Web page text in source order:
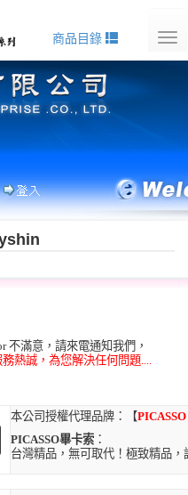
商品目錄
不滿意，請來電通知我們，
熱誠，為您解決任何問題....
本公司授權代理品牌：【
PICASSO畢卡索 ：
台灣精品，無可取代！極致精品，